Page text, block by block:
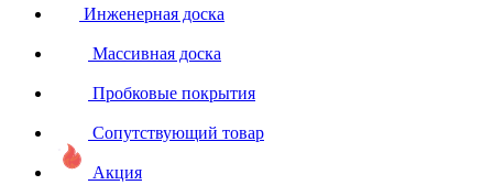
Инженерная доска
Массивная доска
Пробковые покрытия
Сопутствующий товар
Акция